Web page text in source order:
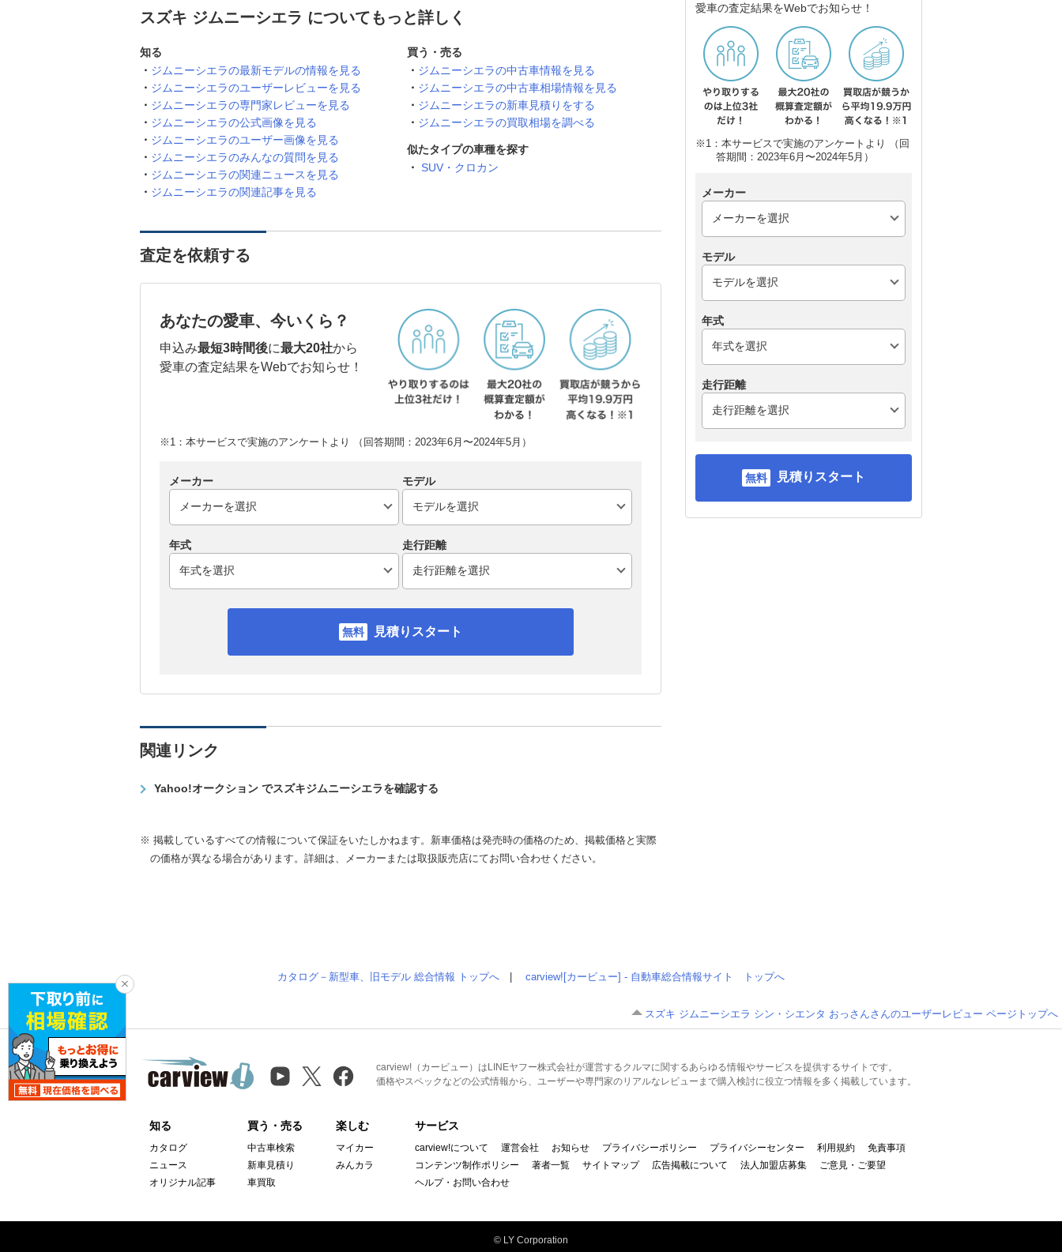
スズキ ジムニーシエラ についてもっと詳しく
知る
ジムニーシエラの最新モデルの情報を見る
ジムニーシエラのユーザーレビューを見る
ジムニーシエラの専門家レビューを見る
ジムニーシエラの公式画像を見る
ジムニーシエラのユーザー画像を見る
ジムニーシエラのみんなの質問を見る
ジムニーシエラの関連ニュースを見る
ジムニーシエラの関連記事を見る
買う・売る
ジムニーシエラの中古車情報を見る
ジムニーシエラの中古車相場情報を見る
ジムニーシエラの新車見積りをする
ジムニーシエラの買取相場を調べる
似たタイプの車種を探す
SUV・クロカン
査定を依頼する
あなたの愛車、今いくら？
申込み最短3時間後に最大20社から
愛車の査定結果をWebでお知らせ！
※1：本サービスで実施のアンケートより （回答期間：2023年6月〜2024年5月）
メーカー モデル
年式 走行距離
見積りスタート
関連リンク
Yahoo!オークション でスズキジムニーシエラを確認する
※ 掲載しているすべての情報について保証をいたしかねます。新車価格は発売時の価格のため、掲載価格と実際
の価格が異なる場合があります。詳細は、メーカーまたは取扱販売店にてお問い合わせください。
愛車の査定結果をWebでお知らせ！
※1：本サービスで実施のアンケートより （回
答期間：2023年6月〜2024年5月）
メーカー
モデル
年式
走行距離
見積りスタート
カタログ－新型車、旧モデル 総合情報 トップへ carview![カービュー] - 自動車総合情報サイト トップへ
スズキ ジムニーシエラ シン・シエンタ おっさんさんのユーザーレビュー ページトップへ
carview!（カービュー）はLINEヤフー株式会社が運営するクルマに関するあらゆる情報やサービスを提供するサイトです。
価格やスペックなどの公式情報から、ユーザーや専門家のリアルなレビューまで購入検討に役立つ情報を多く掲載しています。
知る
カタログ
ニュース
オリジナル記事
買う・売る
中古車検索
新車見積り
車買取
楽しむ
マイカー
みんカラ
サービス
carview!について 運営会社 お知らせ プライバシーポリシー プライバシーセンター 利用規約
免責事項
コンテンツ制作ポリシー
著者一覧 サイトマップ 広告掲載について 法人加盟店募集
ご意見・ご要望
ヘルプ・お問い合わせ
© LY Corporation